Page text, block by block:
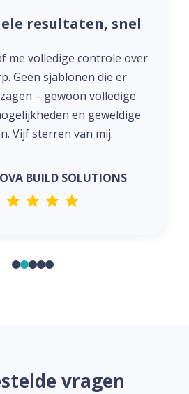
resultaten, snel
me volledige controle over
Geen sjablonen die er
– gewoon volledige
en geweldige
Vijf sterren van mij.
BUILD SOLUTIONS
vragen